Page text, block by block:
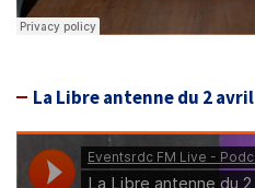
La Libre antenne du 2 avril